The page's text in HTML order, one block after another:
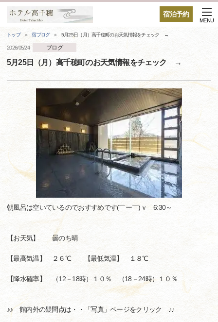
宿泊予約
MENU
トップ 宿ブログ 5月25日（月）高千穂町のお天気情報をチェック →
2026/05/24 ブログ
5月25日（月）高千穂町のお天気情報をチェック →
朝風呂は空いているのでおすすめです(￣ー￣)ｖ 6:30～
【お天気】 曇のち晴
【最高気温】 ２６℃ 【最低気温】 １８℃
【降水確率】 （12－18時）１０％ （18－24時）１０％
♪♪ 館内外の疑問点は・・「写真」ページをクリック ♪♪